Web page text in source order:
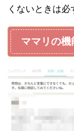
くないときは必
ママリの